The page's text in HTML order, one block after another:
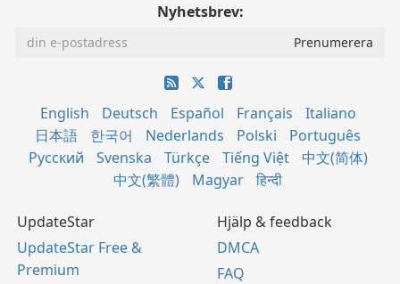
Nyhetsbrev:
English Deutsch Español Français
Italiano
日本語
한국어 Nederlands Polski
Português
Русский
Svenska Türkçe Tiếng Việt
中文(简体)
中文(繁體)
Magyar हिन्दी
UpdateStar
UpdateStar Free &
Premium
Hjälp & feedback
DMCA
FAQ